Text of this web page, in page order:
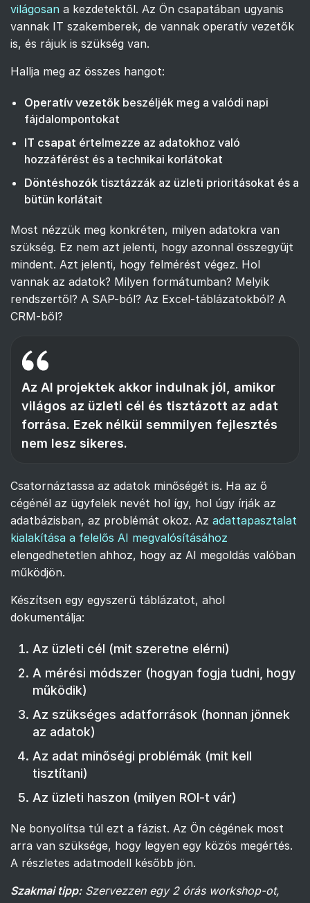
világosan a kezdetektől. Az Ön csapatában ugyanis
vannak IT szakemberek, de vannak operatív vezetők
is, és rájuk is szükség van.
Hallja meg az összes hangot:
Operatív vezetők beszéljék meg a valódi napi
fájdalompontokat
IT csapat értelmezze az adatokhoz való
hozzáférést és a technikai korlátokat
Döntéshozók tisztázzák az üzleti prioritásokat és a
bütün korlátait
Most nézzük meg konkréten, milyen adatokra van
szükség. Ez nem azt jelenti, hogy azonnal összegyűjt
mindent. Azt jelenti, hogy felmérést végez. Hol
vannak az adatok? Milyen formátumban? Melyik
rendszertől? A SAP-ból? Az Excel-táblázatokból? A
CRM-ből?
Az AI projektek akkor indulnak jól, amikor
világos az üzleti cél és tisztázott az adat
forrása. Ezek nélkül semmilyen fejlesztés
nem lesz sikeres.
Csatornáztassa az adatok minőségét is. Ha az ő
cégénél az ügyfelek nevét hol így, hol úgy írják az
adatbázisban, az problémát okoz. Az adattapasztalat
kialakítása a felelős AI megvalósításához
elengedhetetlen ahhoz, hogy az AI megoldás valóban
működjön.
Készítsen egy egyszerű táblázatot, ahol
dokumentálja:
Az üzleti cél (mit szeretne elérni)
A mérési módszer (hogyan fogja tudni, hogy
működik)
Az szükséges adatforrások (honnan jönnek
az adatok)
Az adat minőségi problémák (mit kell
tisztítani)
Az üzleti haszon (milyen ROI-t vár)
Ne bonyolítsa túl ezt a fázist. Az Ön cégének most
arra van szüksége, hogy legyen egy közös megértés.
A részletes adatmodell később jön.
Szakmai tipp: Szervezzen egy 2 órás workshop-ot,